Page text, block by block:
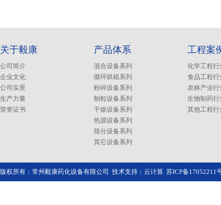
关于毅康
公司简介
企业文化
公司实景
生产力量
荣誉证书
产品体系
混合设备系列
循环烘箱系列
粉碎设备系列
制粒设备系列
干燥设备系列
热源设备系列
筛分设备系列
其它设备系列
工程案
化学工程行
食品工程行
农林产业行
生物制药行
其他工程行
版权所有：常州毅康药化设备有限公司 技术支持： 云计算 苏ICP备17052211